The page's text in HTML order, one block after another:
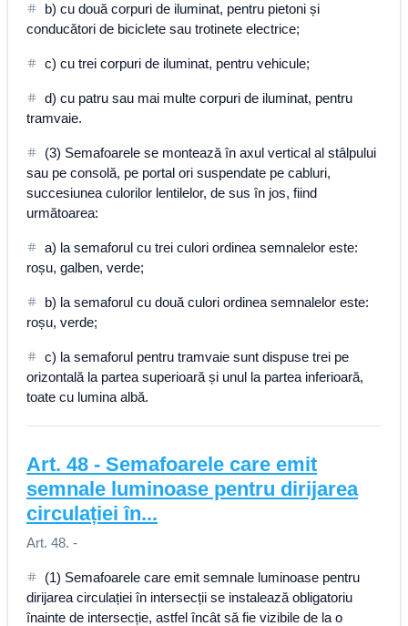
b) cu două corpuri de iluminat, pentru pietoni și
conducători de biciclete sau trotinete electrice;
c) cu trei corpuri de iluminat, pentru vehicule;
d) cu patru sau mai multe corpuri de iluminat, pentru
tramvaie.
(3) Semafoarele se montează în axul vertical al stâlpului
sau pe consolă, pe portal ori suspendate pe cabluri,
succesiunea culorilor lentilelor, de sus în jos, fiind
următoarea:
a) la semaforul cu trei culori ordinea semnalelor este:
roșu, galben, verde;
b) la semaforul cu două culori ordinea semnalelor este:
roșu, verde;
c) la semaforul pentru tramvaie sunt dispuse trei pe
orizontală la partea superioară și unul la partea inferioară,
toate cu lumina albă.
Art. 48 - Semafoarele care emit
semnale luminoase pentru dirijarea
circulației în...
Art. 48. -
(1) Semafoarele care emit semnale luminoase pentru
dirijarea circulației în intersecții se instalează obligatoriu
înainte de intersecție, astfel încât să fie vizibile de la o